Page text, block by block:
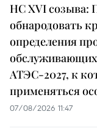
НС XVI созыва:
обнародовать
определения
АТЭС-2027, к
применяться
07/08/2026 11:47